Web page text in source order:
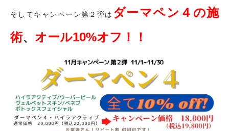
そしてキャンペーン第２弾は ダーマペン４の施
術、 オール10%オフ！！